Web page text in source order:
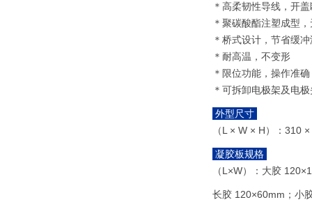
＊高柔韧性导线，开
＊聚碳酸酯注塑成型
＊桥式设计，节省缓冲
＊耐高温，不变形
＊限位功能，操作准确
＊可拆卸电极架及电
外型尺寸
（L × W × H）：310
凝胶板规格
（L×W）：大胶
长胶 120×60mm；小